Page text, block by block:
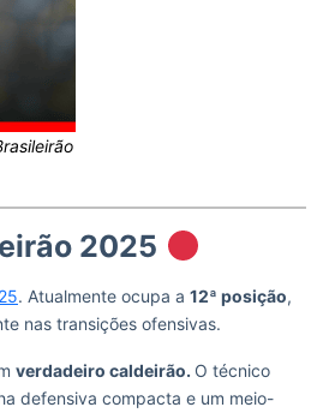
2025
. Atualmente ocupa a 12ª posição,
nas transições ofensivas.
verdadeiro caldeirão. O técnico
defensiva compacta e um meio-